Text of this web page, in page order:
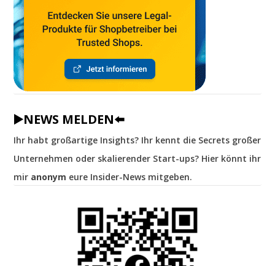
▶️NEWS MELDEN⬅️
Ihr habt großartige Insights? Ihr kennt die Secrets großer
Unternehmen oder skalierender Start-ups? Hier könnt ihr
mir anonym eure Insider-News mitgeben.